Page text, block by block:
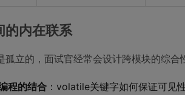
的内在联系
孤立的，面试官经常会设计跨模块的综合
程的结合 ：volatile关键字如何保证可见